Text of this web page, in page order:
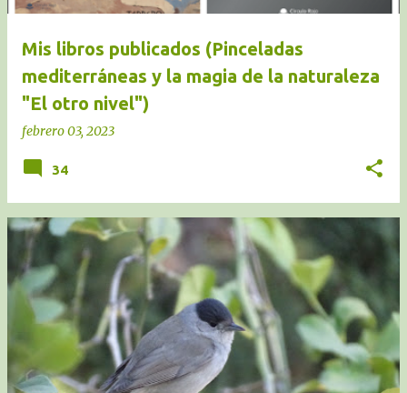
Mis libros publicados (Pinceladas
mediterráneas y la magia de la naturaleza
"El otro nivel")
febrero 03, 2023
34